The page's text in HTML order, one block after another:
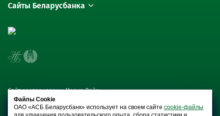
Сайты Беларусбанка
Сайт распрацаваны Медиа Лайн
Файлы Cookie
ОАО «АСБ Беларусбанк» использует на своем сайте cookie-файлы